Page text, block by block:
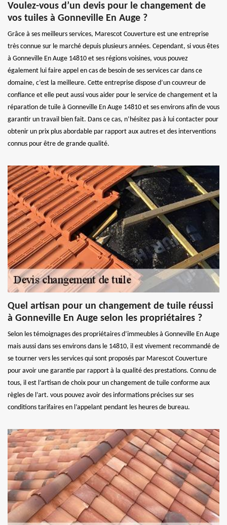
Voulez-vous d’un devis pour le changement de
vos tuiles à Gonneville En Auge ?
Grâce à ses meilleurs services, Marescot Couverture est une entreprise
très connue sur le marché depuis plusieurs années. Cependant, si vous êtes
à Gonneville En Auge 14810 et ses régions voisines, vous pouvez
également lui faire appel en cas de besoin de ses services car dans ce
domaine, c’est la meilleure. Cette entreprise dispose d’un couvreur de
confiance et elle peut aussi vous aider pour le service de changement et la
réparation de tuile à Gonneville En Auge 14810 et ses environs afin de vous
garantir un travail bien fait. Dans ce cas, n’hésitez pas à lui contacter pour
obtenir un prix plus abordable par rapport aux autres et des interventions
connus pour être de grande qualité.
Quel artisan pour un changement de tuile réussi
à Gonneville En Auge selon les propriétaires ?
Selon les témoignages des propriétaires d’immeubles à Gonneville En Auge
mais aussi dans ses environs dans le 14810, il est vivement recommandé de
se tourner vers les services qui sont proposés par Marescot Couverture
pour avoir une garantie par rapport à la qualité des prestations. Connu de
tous, il est l’artisan de choix pour un changement de tuile conforme aux
règles de l’art. vous pouvez avoir des informations précises sur ses
conditions tarifaires en l’appelant pendant les heures de bureau.